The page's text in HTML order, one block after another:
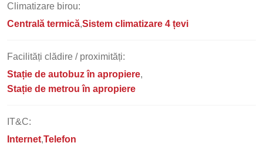
Climatizare birou:
Centrală termică Sistem climatizare 4 țevi
Facilități clădire / proximități:
Stație de autobuz în apropiere
Stație de metrou în apropiere
IT&C:
Internet Telefon